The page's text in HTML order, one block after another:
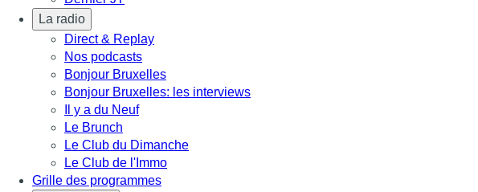
La radio
Direct & Replay
Nos podcasts
Bonjour Bruxelles
Bonjour Bruxelles: les interviews
Il y a du Neuf
Le Brunch
Le Club du Dimanche
Le Club de l'Immo
Grille des programmes